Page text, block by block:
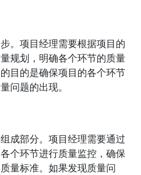
。项目经理需要根据项目的
规划，明确各个环节的质量
目的是确保项目的各个环节
问题的出现。
成部分。项目经理需要通过
个环节进行质量监控，确保
量标准。如果发现质量问